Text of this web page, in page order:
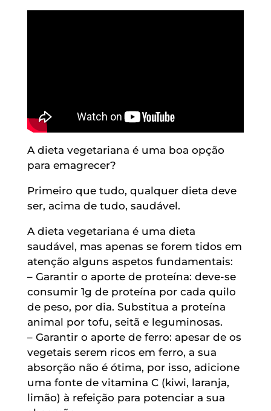
A dieta vegetariana é uma boa opção
para emagrecer?
Primeiro que tudo, qualquer dieta deve
ser, acima de tudo, saudável.
A dieta vegetariana é uma dieta
saudável, mas apenas se forem tidos em
atenção alguns aspetos fundamentais:
– Garantir o aporte de proteína: deve-se
consumir 1g de proteína por cada quilo
de peso, por dia. Substitua a proteína
animal por tofu, seitã e leguminosas.
– Garantir o aporte de ferro: apesar de os
vegetais serem ricos em ferro, a sua
absorção não é ótima, por isso, adicione
uma fonte de vitamina C (kiwi, laranja,
limão) à refeição para potenciar a sua